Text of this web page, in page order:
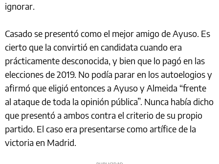
ignorar.
Casado se presentó como el mejor amigo de Ayuso. Es
cierto que la convirtió en candidata cuando era
prácticamente desconocida, y bien que lo pagó en las
elecciones de 2019. No podía parar en los autoelogios y
afirmó que eligió entonces a Ayuso y Almeida “frente
al ataque de toda la opinión pública”. Nunca había dicho
que presentó a ambos contra el criterio de su propio
partido. El caso era presentarse como artífice de la
victoria en Madrid.